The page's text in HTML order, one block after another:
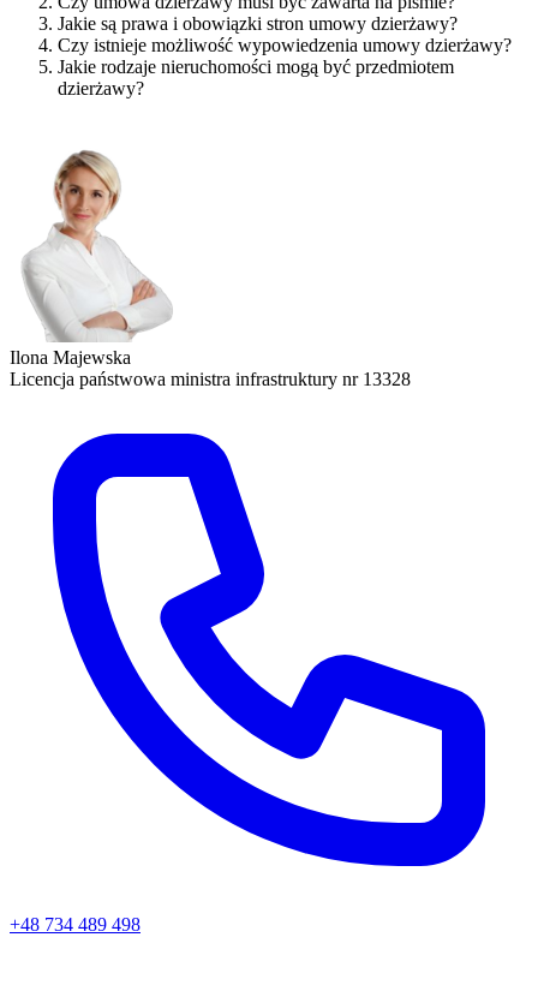
Jakie są prawa i obowiązki stron umowy dzierżawy?
Czy istnieje możliwość wypowiedzenia umowy dzierżawy?
Jakie rodzaje nieruchomości mogą być przedmiotem
dzierżawy?
Ilona Majewska
Licencja państwowa ministra infrastruktury nr 13328
+48 734 489 498